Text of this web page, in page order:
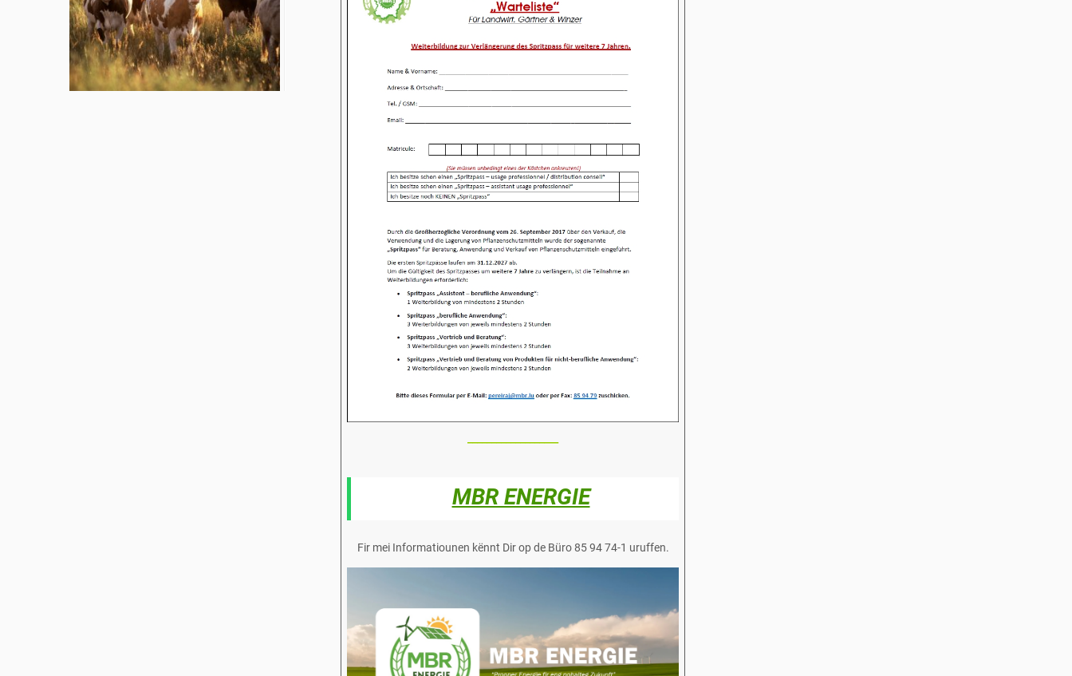
MBR ENERGIE
Fir mei Informatiounen kënnt Dir op de Büro 85 94 74-1 uruffen.